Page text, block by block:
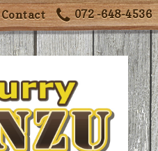
072 -648-4536
Contact